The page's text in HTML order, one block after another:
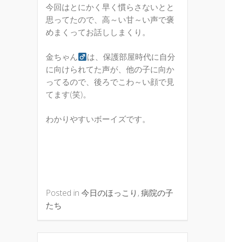
今回はとにかく早く慣らさないとと
思ってたので、高～い甘～い声で褒
めまくってお話ししまくり。
金ちゃん
は、保護部屋時代に自分
に向けられてた声が、他の子に向か
ってるので、後ろでこわ～い顔で見
てます(笑)。
わかりやすいボーイズです。
Posted in 今日のほっこり ,病院の子
たち